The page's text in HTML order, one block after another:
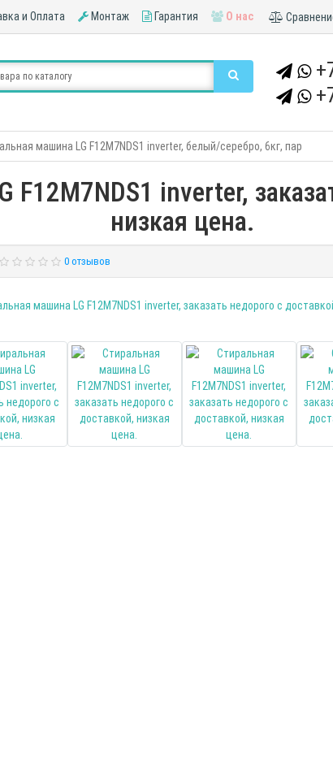
и Оплата Монтаж Гарантия О нас
машина LG F12M7NDS1 inverter, белый/серебро, 6кг, пар
F12M7NDS1 inverter,
низкая цена.
0 отзывов